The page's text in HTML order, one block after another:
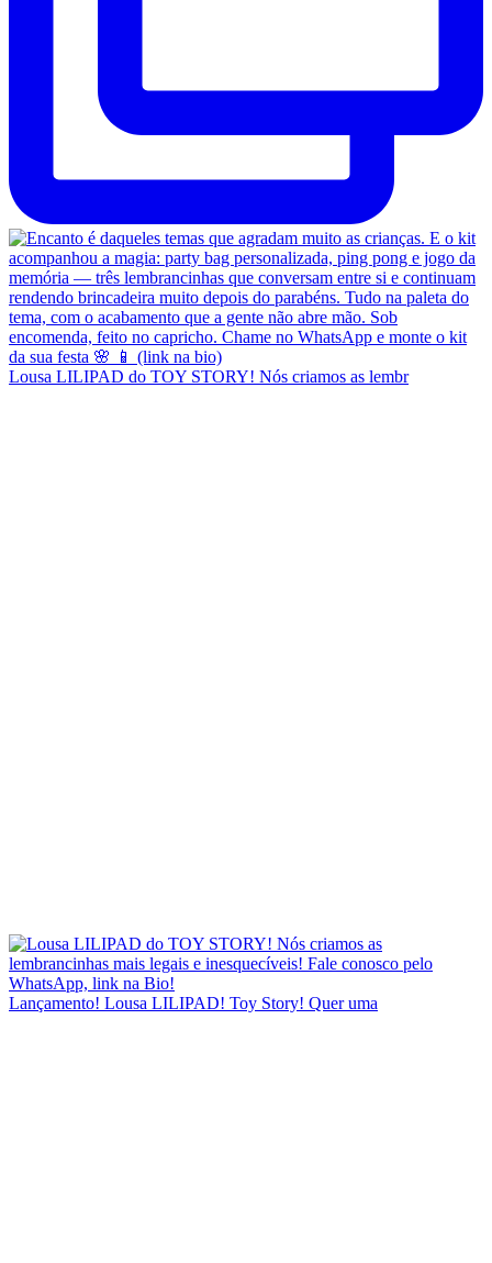
Lousa LILIPAD do TOY STORY! Nós criamos as lembr
Lançamento! Lousa LILIPAD! Toy Story! Quer uma